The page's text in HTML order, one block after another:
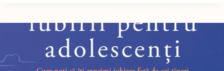
ANI:
CUM
SĂ
DISCUȚI